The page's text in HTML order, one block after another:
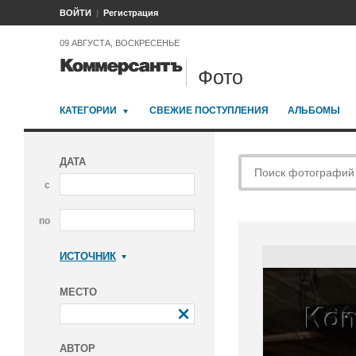
ВОЙТИ Регистрация
09 АВГУСТА, ВОСКРЕСЕНЬЕ
Фото
КАТЕГОРИИ СВЕЖИЕ ПОСТУПЛЕНИЯ АЛЬБОМЫ
ДАТА
с
по
ИСТОЧНИК
МЕСТО
АВТОР